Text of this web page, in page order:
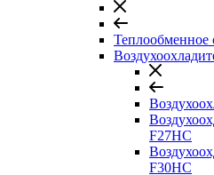
Теплообменное
F27HC
F30HC